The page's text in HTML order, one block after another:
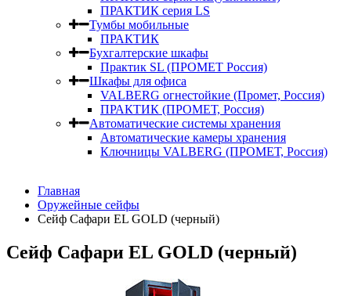
ПРАКТИК серия LS
Тумбы мобильные
ПРАКТИК
Бухгалтерские шкафы
Практик SL (ПРОМЕТ Россия)
Шкафы для офиса
VALBERG огнестойкие (Промет, Россия)
ПРАКТИК (ПРОМЕТ, Россия)
Автоматические системы хранения
Автоматические камеры хранения
Ключницы VALBERG (ПРОМЕТ, Россия)
Главная
Оружейные сейфы
Сейф Сафари EL GOLD (черный)
Сейф Сафари EL GOLD (черный)